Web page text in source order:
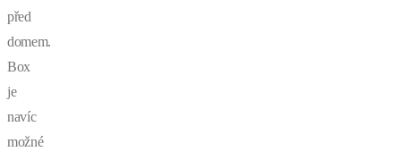
před
domem.
Box
je
navíc
možné